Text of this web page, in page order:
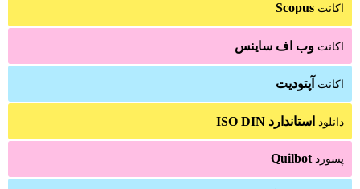
اکانت Scopus
اکانت وب اف ساینس
اکانت آپتودیت
دانلود استاندارد ISO DIN
پسوردQuilbot